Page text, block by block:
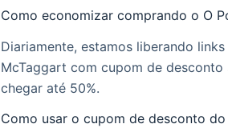
Como economizar comprando o O
Diariamente, estamos liberando
McTaggart com cupom de
chegar até 50%.
Como usar o cupom de desconto